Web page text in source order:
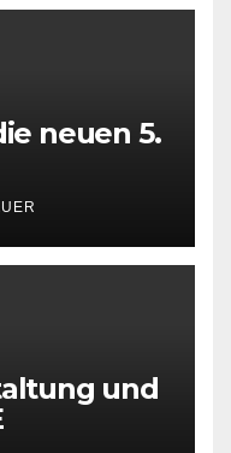
neuen 5.
und